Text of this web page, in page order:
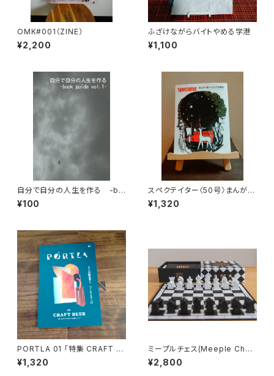
OMK#001（ZINE）
¥2,200
ふざけながらバイトやめる学港
¥1,100
自分で自分の人生を作る -bo
ok guide vol.1-【電子版】
¥100
スペクテイター〈50号〉まんがで
学ぶ メディアの歴史
¥1,320
PORTLA 01 「特集 CRAFT B
EER 僕らを少しだけ自由にする
液体について」
¥1,320
ミープルチェス(Meeple Ches
s)
¥2,800